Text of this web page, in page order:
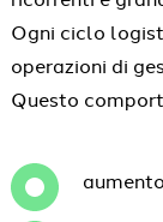
Ogni ciclo
operazioni di
Questo